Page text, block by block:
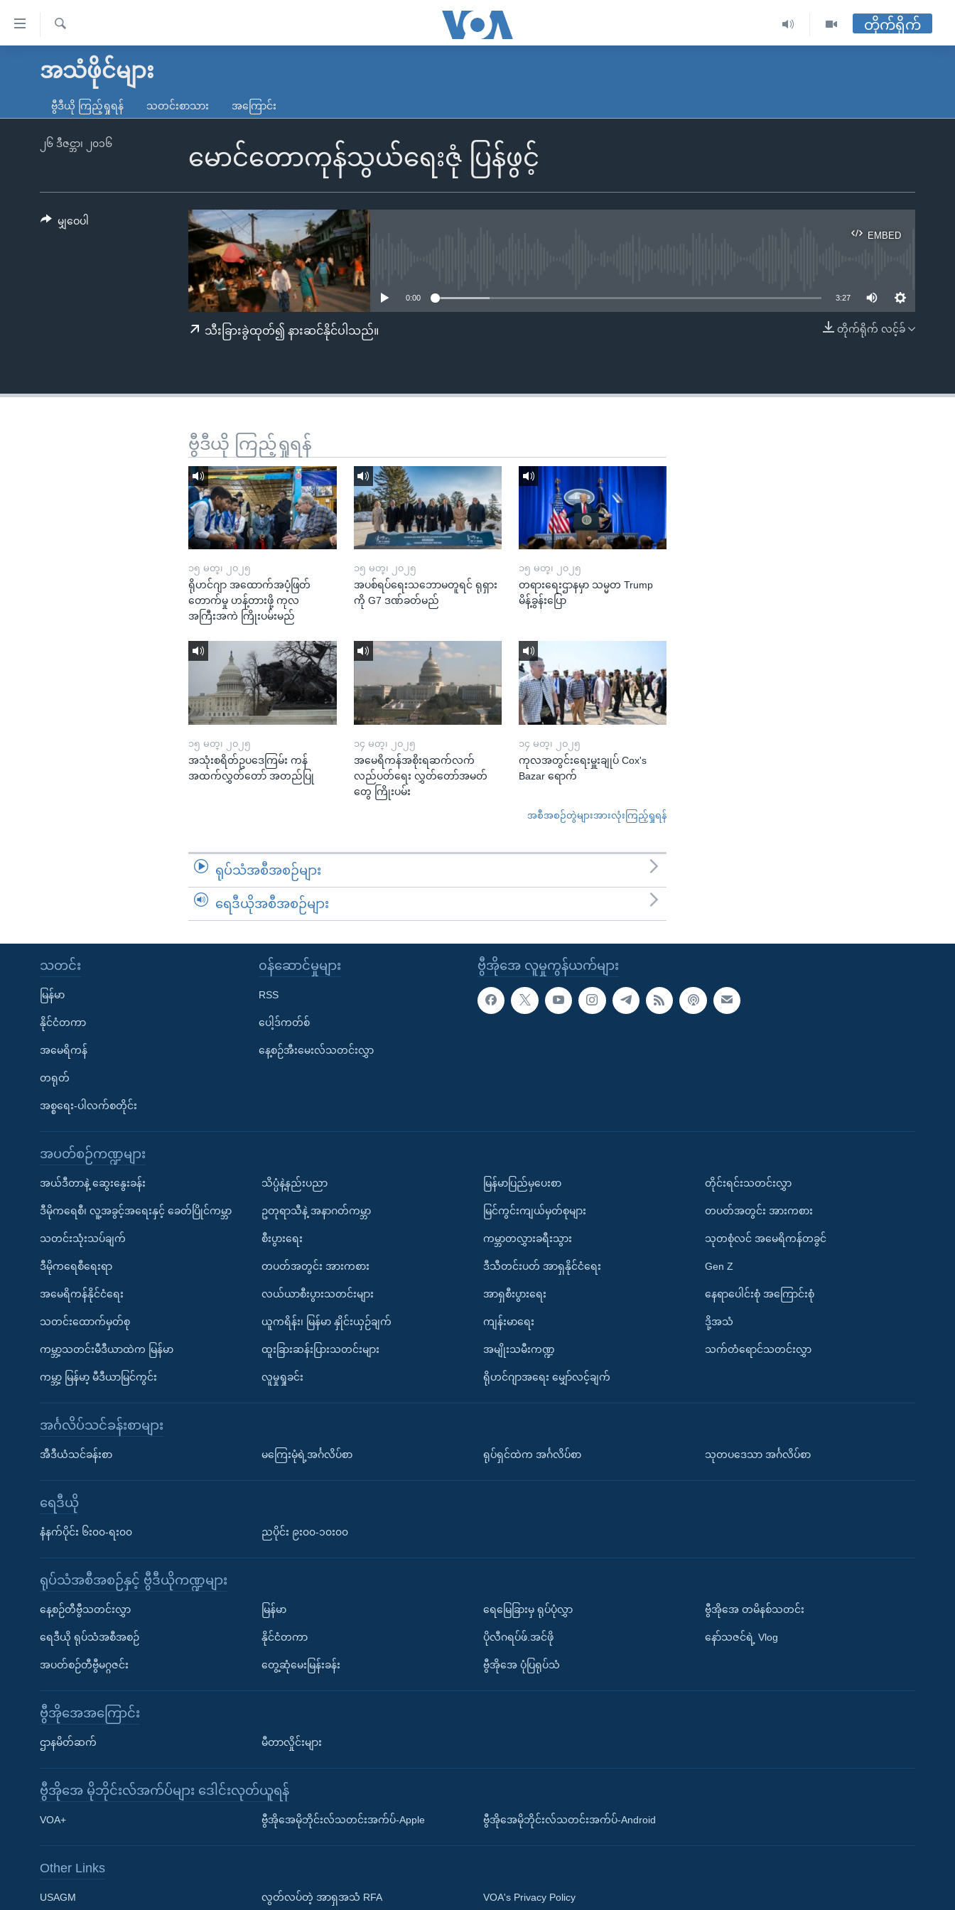
လွယ်ကူ
သည့်
ကျော်
မူလစာမျက်နှာ
ကမ္ဘာ့သတင်းများ
နိုင်ငံတကာ
တရုတ်
အစ္စရေး-ပါလက်စတိုင်း
ရပ်ဝန်းတခု လမ်းတခု အလွန်
အင်္ဂလိပ်စာလေ့လာမယ်
Learning English
ရ
တိုက်ရိုက်
အသံဖိုင်များ
ဗွီဒီယို ကြည့်ရှုရန် သတင်းစာသား အကြောင်း
မောင်တောကုန်သွယ်ရေးဇုံ ပြန်ဖွင့်
၂၆ ဒီဇင္ဘာ၊ ၂၀၁၆
EMBED
EMBED
0:00 3:27
တိုက်ရိုက် လင့်ခ်
သီးခြားခွဲထုတ်၍ နားဆင်နိုင်ပါသည်။
မျှဝေပါ
ဗွီဒီယို ကြည့်ရှုရန်
၁၅ မတ္၊ ၂၀၂၅
ရိုဟင်ဂျာ အထောက်အပံ့ဖြတ်
တောက်မှု ဟန့်တားဖို့ ကုလ
အကြီးအကဲ ကြိုးပမ်းမည်
၁၅ မတ္၊ ၂၀၂၅
အပစ်ရပ်ရေးသဘောမတူရင် ရုရှား
ကို G7 ဒဏ်ခတ်မည်
၁၅ မတ္၊ ၂၀၂၅
တရားရေးဌာနမှာ သမ္မတ Trump
မိန့်ခွန်းပြော
၁၅ မတ္၊ ၂၀၂၅
အသုံးစရိတ်ဥပဒေကြမ်း ကန်
အထက်လွှတ်တော် အတည်ပြု
၁၄ မတ္၊ ၂၀၂၅
အမေရိကန်အစိုးရဆက်လက်
လည်ပတ်ရေး လွှတ်တော်အမတ်
တွေ ကြိုးပမ်း
၁၄ မတ္၊ ၂၀၂၅
ကုလအတွင်းရေးမှူးချုပ် Cox's
Bazar ရောက်
အစီအစဉ်တွဲများအားလုံးကြည့်ရှုရန်
ရုပ်သံအစီအစဉ်များ
ရေဒီယိုအစီအစဉ်များ
ဗွီအိုအေ လူမှုကွန်ယက်များ
သတင်း
မြန်မာ
နိုင်ငံတကာ
အမေရိကန်
တရုတ်
အစ္စရေး-ပါလက်စတိုင်း
၀န်ဆောင်မှုများ
RSS
ပေါ့ဒ်ကတ်စ်
နေ့စဉ်အီးမေးလ်သတင်းလွှာ
အပတ်စဉ်ကဏ္ဍများ
အယ်ဒီတာနဲ့ ဆွေးနွေးခန်း
ဒီမိုကရေစီ၊ လူ့အခွင့်အရေးနှင့် ခေတ်ပြိုင်ကမ္ဘာ
သတင်းသုံးသပ်ချက်
ဒီမိုကရေစီရေးရာ
အမေရိကန်နိုင်ငံရေး
သတင်းထောက်မှတ်စု
ကမ္ဘာ့သတင်းမီဒီယာထဲက မြန်မာ
ကမ္ဘာ့ မြန်မာ့ မီဒီယာမြင်ကွင်း
သိပ္ပံနဲ့နည်းပညာ
ဥတုရာသီနဲ့ အနာဂတ်ကမ္ဘာ
စီးပွားရေး
တပတ်အတွင်း အားကစား
လယ်ယာစီးပွားသတင်းများ
ယူကရိန်း၊ မြန်မာ နှိုင်းယှဉ်ချက်
ထူးခြားဆန်းပြားသတင်းများ
လူမှုရှုခင်း
မြန်မာပြည်မှပေးစာ
မြင်ကွင်းကျယ်မှတ်စုများ
ကမ္ဘာတလွှားခရီးသွား
ဒီသီတင်းပတ် အာရှနိုင်ငံရေး
အာရှစီးပွားရေး
ကျန်းမာရေး
အမျိုးသမီးကဏ္ဍ
ရိုဟင်ဂျာအရေး မျှော်လင့်ချက်
တိုင်းရင်းသတင်းလွှာ
တပတ်အတွင်း အားကစား
သုတစုံလင် အမေရိကန်တခွင်
Gen Z
နေရာပေါင်းစုံ အကြောင်းစုံ
ဒို့အသံ
သက်တံရောင်သတင်းလွှာ
အင်္ဂလိပ်သင်ခန်းစာများ
အီဒီယံသင်ခန်းစာ မကြေးမုံရဲ့အင်္ဂလိပ်စာ ရုပ်ရှင်ထဲက အင်္ဂလိပ်စာ သုတပဒေသာ အင်္ဂလိပ်စာ
ရေဒီယို
နံနက်ပိုင်း ၆း၀၀-ရး၀၀ ညပိုင်း ၉း၀၀-၁၀း၀၀
ရုပ်သံအစီအစဉ်နှင့် ဗွီဒီယိုကဏ္ဍများ
နေ့စဉ်တီဗွီသတင်းလွှာ
ရေဒီယို ရုပ်သံအစီအစဉ်
အပတ်စဉ်တီဗွီမဂ္ဂဇင်း
မြန်မာ
နိုင်ငံတကာ
တွေ့ဆုံမေးမြန်းခန်း
ရေမြေခြားမှ ရုပ်ပုံလွှာ
ပိုလီဂရပ်ဖ်.အင်ဖို
ဗွီအိုအေ ပုံပြရုပ်သံ
ဗွီအိုအေ တမိနစ်သတင်း
နော်သဇင်ရဲ့ Vlog
ဗွီအိုအေအကြောင်း
ဌာနမိတ်ဆက် မီတာလှိုင်းများ
ဗွီအိုအေ မိုဘိုင်းလ်အက်ပ်များ ဒေါင်းလုတ်ယူရန်
VOA+ ဗွီအိုအေမိုဘိုင်းလ်သတင်းအက်ပ်-Apple ဗွီအိုအေမိုဘိုင်းလ်သတင်းအက်ပ်-Android
Other Links
USAGM လွတ်လပ်တဲ့ အာရှအသံ RFA VOA's Privacy Policy